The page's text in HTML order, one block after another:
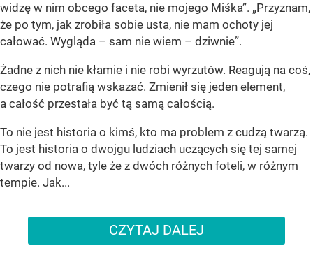
widzę w nim obcego faceta, nie mojego Miśka”. „Przyznam,
że po tym, jak zrobiła sobie usta, nie mam ochoty jej
całować. Wygląda – sam nie wiem – dziwnie”.
Żadne z nich nie kłamie i nie robi wyrzutów. Reagują na coś,
czego nie potrafią wskazać. Zmienił się jeden element,
a całość przestała być tą samą całością.
To nie jest historia o kimś, kto ma problem z cudzą twarzą.
To jest historia o dwojgu ludziach uczących się tej samej
twarzy od nowa, tyle że z dwóch różnych foteli, w różnym
tempie. Jak...
CZYTAJ DALEJ